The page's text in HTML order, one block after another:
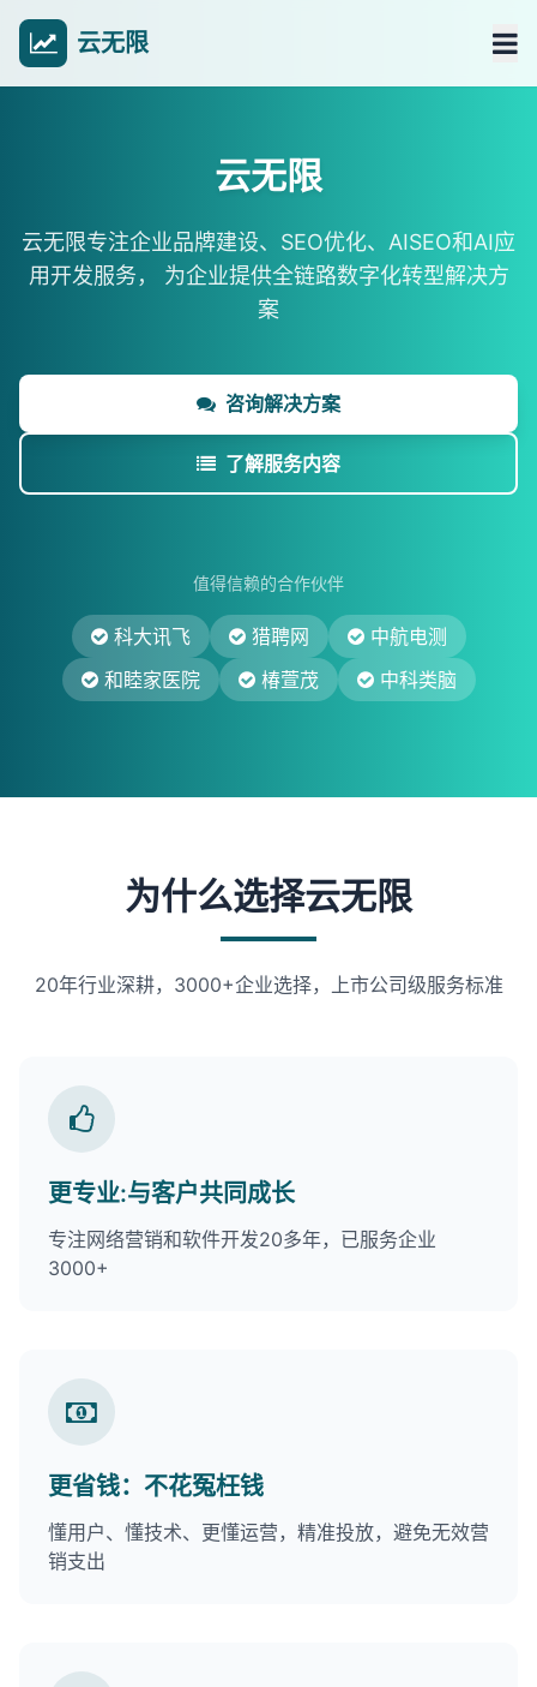
云无限
云无限
云无限专注企业品牌建设、SEO优化、AISEO和AI应
用开发服务，
为企业提供全链路数字化转型解决方
案
咨询解决方案
了解服务内容
值得信赖的合作伙伴
科大讯飞 猎聘网
中航电测
和睦家医院
椿萱茂 中科类脑
为什么选择云无限
20年行业深耕，3000+企业选择，上市公司级服务标准
更专业:与客户共同成长
专注网络营销和软件开发20多年，已服务企业
3000+
更省钱：不花冤枉钱
懂用户、懂技术、更懂运营，精准投放，避免无效营
销支出